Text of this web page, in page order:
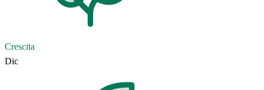
Crescita
Dic